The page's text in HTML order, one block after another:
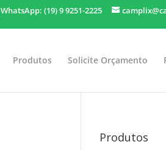
WhatsApp: (19) 9 9251-2225
Produtos Solicite Orçamento
Produtos